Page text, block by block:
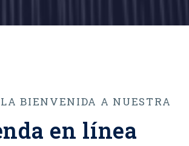
BIENVENIDA A NUESTRA
en línea